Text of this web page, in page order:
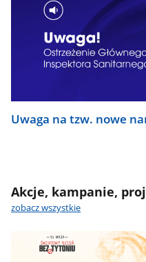
Uwaga na tzw. nowe
Akcje, kampanie,
zobacz wszystkie